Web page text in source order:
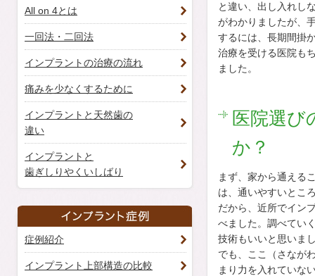
と違い、出し入れし
がわかりましたが、
するには、長期間掛
治療を受ける医院も
ました。
医院選び
か？
まず、家から通える
は、通いやすいとこ
だから、近所でイン
べました。調べてい
技術もいいと思いま
でも、ここ（さなが
まり力を入れていな
All on 4とは
一回法・二回法
インプラントの治療の流れ
痛みを少なくするために
インプラントと天然歯の
違い
インプラントと
歯ぎしりやくいしばり
症例紹介
インプラント上部構造の比較